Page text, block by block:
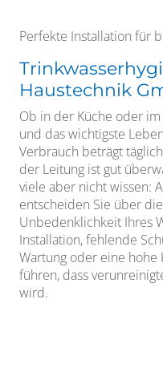
Perfekte Installation für
Haustechnik
Ob in der Küche oder
und das wichtigste
Verbrauch beträgt
der Leitung ist gut
viele aber nicht wissen:
entscheiden Sie über
Unbedenklichkeit Ihres
Installation, fehlende
Wartung oder eine hohe
führen, dass
wird.